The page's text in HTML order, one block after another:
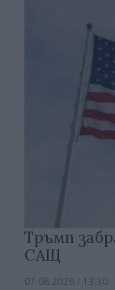
Тръмп
САЩ
07.08.2026 / 13:30